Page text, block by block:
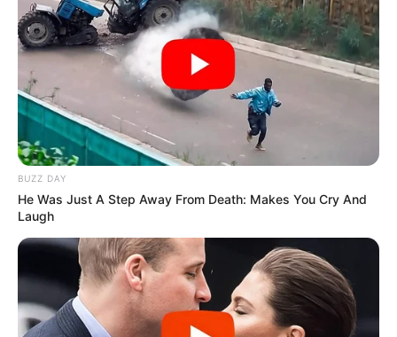
BUZZ DAY
He Was Just A Step Away From Death: Makes You Cry And
Laugh